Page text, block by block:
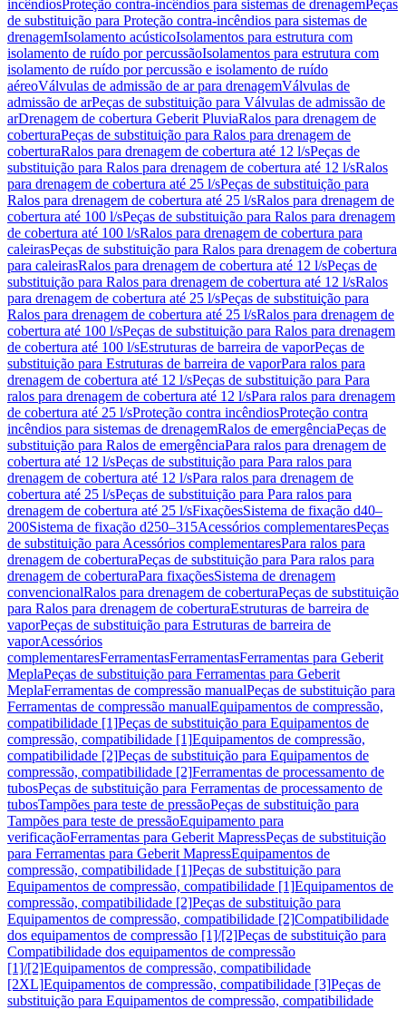
incêndiosProteção contra-incêndios para sistemas de drenagemPeças
de substituição para Proteção contra-incêndios para sistemas de
drenagemIsolamento acústicoIsolamentos para estrutura com
isolamento de ruído por percussãoIsolamentos para estrutura com
isolamento de ruído por percussão e isolamento de ruído
aéreoVálvulas de admissão de ar para drenagemVálvulas de
admissão de arPeças de substituição para Válvulas de admissão de
arDrenagem de cobertura Geberit PluviaRalos para drenagem de
coberturaPeças de substituição para Ralos para drenagem de
coberturaRalos para drenagem de cobertura até 12 l/sPeças de
substituição para Ralos para drenagem de cobertura até 12 l/sRalos
para drenagem de cobertura até 25 l/sPeças de substituição para
Ralos para drenagem de cobertura até 25 l/sRalos para drenagem de
cobertura até 100 l/sPeças de substituição para Ralos para drenagem
de cobertura até 100 l/sRalos para drenagem de cobertura para
caleirasPeças de substituição para Ralos para drenagem de cobertura
para caleirasRalos para drenagem de cobertura até 12 l/sPeças de
substituição para Ralos para drenagem de cobertura até 12 l/sRalos
para drenagem de cobertura até 25 l/sPeças de substituição para
Ralos para drenagem de cobertura até 25 l/sRalos para drenagem de
cobertura até 100 l/sPeças de substituição para Ralos para drenagem
de cobertura até 100 l/sEstruturas de barreira de vaporPeças de
substituição para Estruturas de barreira de vaporPara ralos para
drenagem de cobertura até 12 l/sPeças de substituição para Para
ralos para drenagem de cobertura até 12 l/sPara ralos para drenagem
de cobertura até 25 l/sProteção contra incêndiosProteção contra
incêndios para sistemas de drenagemRalos de emergênciaPeças de
substituição para Ralos de emergênciaPara ralos para drenagem de
cobertura até 12 l/sPeças de substituição para Para ralos para
drenagem de cobertura até 12 l/sPara ralos para drenagem de
cobertura até 25 l/sPeças de substituição para Para ralos para
drenagem de cobertura até 25 l/sFixaçõesSistema de fixação d40–
200Sistema de fixação d250–315Acessórios complementaresPeças
de substituição para Acessórios complementaresPara ralos para
drenagem de coberturaPeças de substituição para Para ralos para
drenagem de coberturaPara fixaçõesSistema de drenagem
convencionalRalos para drenagem de coberturaPeças de substituição
para Ralos para drenagem de coberturaEstruturas de barreira de
vaporPeças de substituição para Estruturas de barreira de
vaporAcessórios
complementaresFerramentasFerramentasFerramentas para Geberit
MeplaPeças de substituição para Ferramentas para Geberit
MeplaFerramentas de compressão manualPeças de substituição para
Ferramentas de compressão manualEquipamentos de compressão,
compatibilidade [1]Peças de substituição para Equipamentos de
compressão, compatibilidade [1]Equipamentos de compressão,
compatibilidade [2]Peças de substituição para Equipamentos de
compressão, compatibilidade [2]Ferramentas de processamento de
tubosPeças de substituição para Ferramentas de processamento de
tubosTampões para teste de pressãoPeças de substituição para
Tampões para teste de pressãoEquipamento para
verificaçãoFerramentas para Geberit MapressPeças de substituição
para Ferramentas para Geberit MapressEquipamentos de
compressão, compatibilidade [1]Peças de substituição para
Equipamentos de compressão, compatibilidade [1]Equipamentos de
compressão, compatibilidade [2]Peças de substituição para
Equipamentos de compressão, compatibilidade [2]Compatibilidade
dos equipamentos de compressão [1]/[2]Peças de substituição para
Compatibilidade dos equipamentos de compressão
[1]/[2]Equipamentos de compressão, compatibilidade
[2XL]Equipamentos de compressão, compatibilidade [3]Peças de
substituição para Equipamentos de compressão, compatibilidade